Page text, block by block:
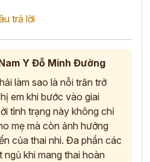
trả lời
Y Đỗ Minh Đường
làm sao là nỗi trăn trở
em khi bước vào giai
tình trạng này không chỉ
mẹ mà còn ảnh hưởng
của thai nhi. Đa phần các
ngủ khi mang thai hoàn